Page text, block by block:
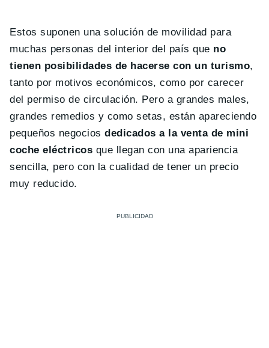
Estos suponen una solución de movilidad para
muchas personas del interior del país que no
tienen posibilidades de hacerse con un turismo,
tanto por motivos económicos, como por carecer
del permiso de circulación. Pero a grandes males,
grandes remedios y como setas, están apareciendo
pequeños negocios dedicados a la venta de mini
coche eléctricos que llegan con una apariencia
sencilla, pero con la cualidad de tener un precio
muy reducido.